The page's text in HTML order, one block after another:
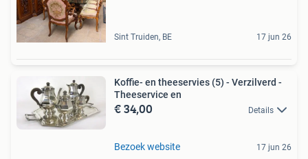
Sint Truiden, BE 17 jun 26
Koffie- en theeservies (5) - Verzilverd -
Theeservice en
€ 34,00 Details
Bezoek website 17 jun 26